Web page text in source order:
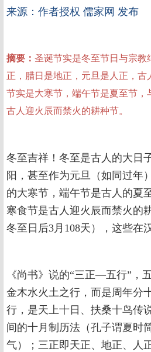
来源：作者授权 儒家网 发布
摘要： 圣诞节实是冬至节日与宗教
正，腊日是地正，元旦是人正，古
节实是大寒节，端午节是夏至节，
古人迎火辰而禁火的耕种节。
冬至吉祥！冬至是古人的大日
阳，甚至作为元旦（如同过年
的大寒节，端午节是古人的夏
寒食节是古人迎火辰而禁火的
冬至日后3月108天），这些在
《尚书》说的“三正—五行”，
金木水火土之行，而是周年分
行，是天上十日、扶桑十鸟传
间的十月制历法（孔子谓夏时
气）；三正即天正、地正、人